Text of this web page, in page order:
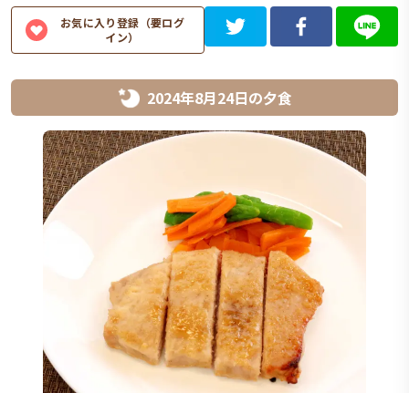
お気に入り登録（要ログ
イン）
2024年8月24日の夕食